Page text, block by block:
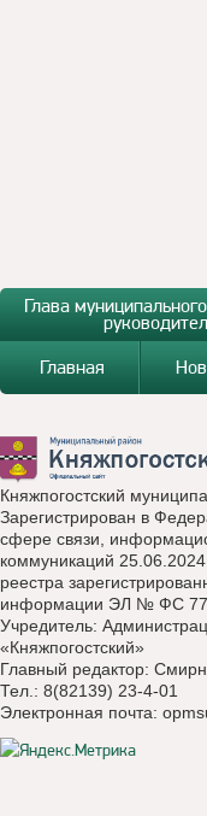
Глава
Главная
Княжпогостский
Зарегистрирован в
сфере связи,
коммуникаций
реестра
информации ЭЛ № ФС 77
Учредитель:
«Княжпогостский»
Главный редактор:
Тел.: 8(82139) 23-4-01
Электронная почта: